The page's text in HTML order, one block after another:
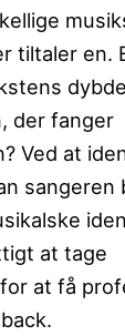
tiltaler en.
der fanger
Ved at
sangeren
at tage
at få